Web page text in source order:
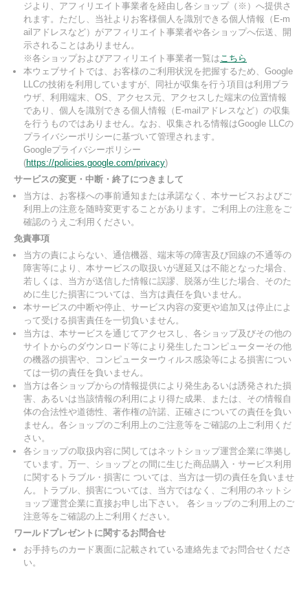
ジより、アフィリエイト事業者を経由し各ショップ（※）へ提供さ
れます。ただし、当社よりお客様個人を識別できる個人情報（E-m
ailアドレスなど）がアフィリエイト事業者や各ショップへ伝送、開
示されることはありません。
※各ショップおよびアフィリエイト事業者一覧はこちら
本ウェブサイトでは、お客様のご利用状況を把握するため、Google
LLCの技術を利用していますが、同社が収集を行う項目は利用ブラ
ウザ、利用端末、OS、アクセス元、アクセスした端末の位置情報
であり、個人を識別できる個人情報（E-mailアドレスなど）の収集
を行うものではありません。なお、収集される情報はGoogle LLCの
プライバシーポリシーに基づいて管理されます。
Googleプライバシーポリシー
(https://policies.google.com/privacy)
サービスの変更・中断・終了につきまして
当方は、お客様への事前通知または承諾なく、本サービスおよびご
利用上の注意を随時変更することがあります。ご利用上の注意をご
確認のうえご利用ください。
免責事項
当方の責によらない、通信機器、端末等の障害及び回線の不通等の
障害等により、本サービスの取扱いが遅延又は不能となった場合、
若しくは、当方が送信した情報に誤謬、脱落が生じた場合、そのた
めに生じた損害については、当方は責任を負いません。
本サービスの中断や停止、サービス内容の変更や追加又は停止によ
って受ける損害責任を一切負いません。
当方は、本サービスを通じてアクセスし、各ショップ及びその他の
サイトからのダウンロード等により発生したコンピューターその他
の機器の損害や、コンピューターウィルス感染等による損害につい
ては一切の責任を負いません。
当方は各ショップからの情報提供により発生あるいは誘発された損
害、あるいは当該情報の利用により得た成果、または、その情報自
体の合法性や道徳性、著作権の許諾、正確さについての責任を負い
ません。各ショップのご利用上のご注意等をご確認の上ご利用くだ
さい。
各ショップの取扱内容に関してはネットショップ運営企業に準拠し
ています。万一、ショップとの間に生じた商品購入・サービス利用
に関するトラブル・損害に ついては、当方は一切の責任を負いませ
ん。トラブル、損害については、当方ではなく、ご利用のネットシ
ョップ運営企業に直接お申し出下さい。 各ショップのご利用上のご
注意等をご確認の上ご利用ください。
ワールドプレゼントに関するお問合せ
お手持ちのカード裏面に記載されている連絡先までお問合せくださ
い。